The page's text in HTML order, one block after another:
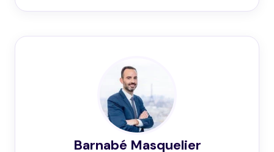
Barnabé Masquelier